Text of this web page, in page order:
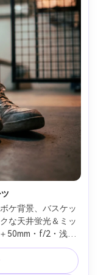
ケ背景、バスケッ
な天井蛍光＆ミッ
50mm・f/2・浅い
スシュー広告 --ar